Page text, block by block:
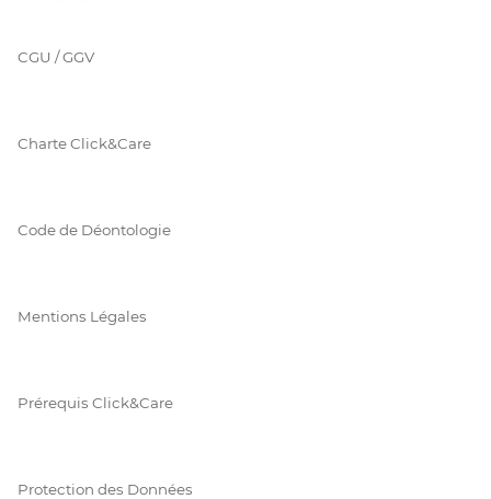
CGU / GGV
Charte Click&Care
Code de Déontologie
Mentions Légales
Prérequis Click&Care
Protection des Données